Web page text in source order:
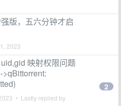
版，五六分钟才启
2023
映射权限问题
• Lastly replied by
2